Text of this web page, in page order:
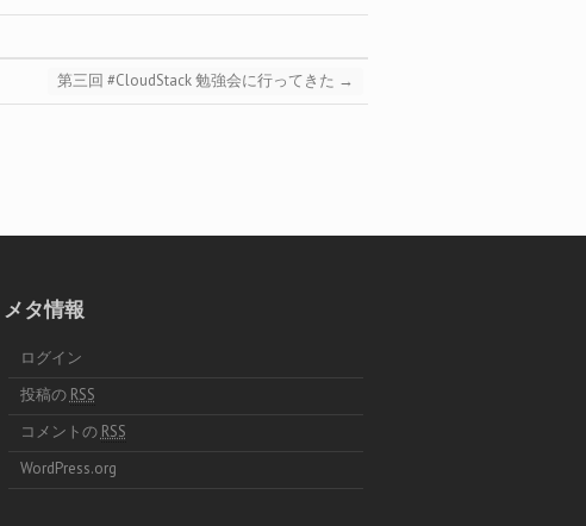
第三回 #CloudStack 勉強会に行ってきた →
メタ情報
ログイン
投稿の RSS
コメントの RSS
WordPress.org